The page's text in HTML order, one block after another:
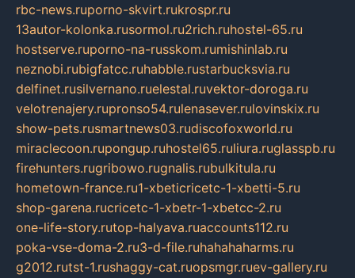
rbc-news.ruporno-skvirt.rukrospr.ru
13autor-kolonka.rusormol.ru2rich.ruhostel-65.ru
hostserve.ruporno-na-russkom.rumishinlab.ru
neznobi.rubigfatcc.ruhabble.rustarbucksvia.ru
delfinet.rusilvernano.ruelestal.ruvektor-doroga.ru
velotrenajery.rupronso54.rulenasever.rulovinskix.ru
show-pets.rusmartnews03.rudiscofoxworld.ru
miraclecoon.rupongup.ruhostel65.ruliura.ruglasspb.ru
firehunters.rugribowo.rugnalis.rubulkitula.ru
hometown-france.ru1-xbeticricetc-1-xbetti-5.ru
shop-garena.rucricetc-1-xbetr-1-xbetcc-2.ru
one-life-story.rutop-halyava.ruaccounts112.ru
poka-vse-doma-2.ru3-d-file.ruhahahaharms.ru
g2012.rutst-1.rushaggy-cat.ruopsmgr.ruev-gallery.ru